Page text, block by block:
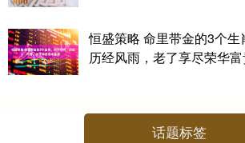
恒盛策略 命里带金的3个生
历经风雨，老了享尽荣华
话题标签